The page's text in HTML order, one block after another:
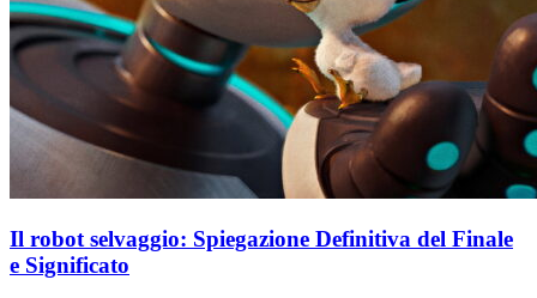
Il robot selvaggio: Spiegazione Definitiva del Finale
e Significato